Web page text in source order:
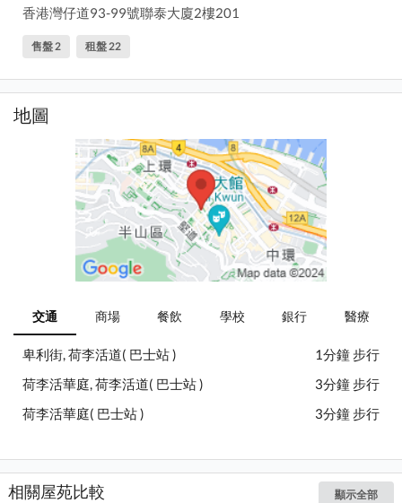
香港灣仔道93-99號聯泰大廈2樓201
售盤 2 租盤 22
地圖
交通 商場 餐飲 學校 銀行 醫療
卑利街, 荷李活道( 巴士站 )
1分鐘 步行
荷李活華庭, 荷李活道( 巴士站 )
3分鐘 步行
荷李活華庭( 巴士站 )
3分鐘 步行
相關屋苑比較 顯示全部